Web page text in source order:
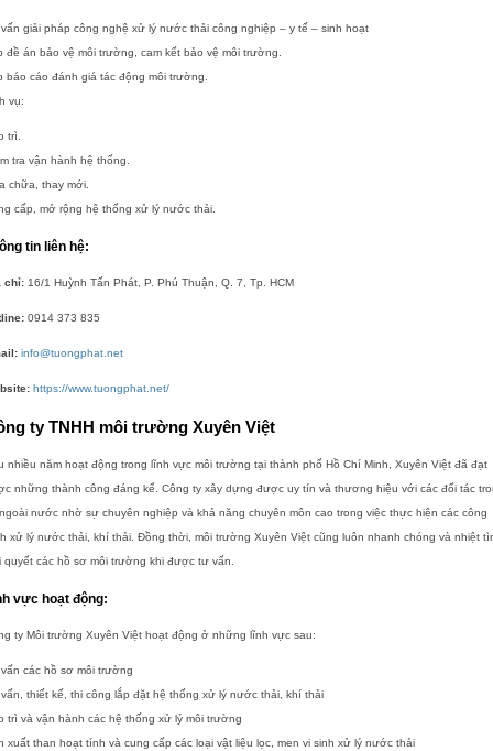
giải pháp công nghệ xử lý nước thải công nghiệp – y tế – sinh hoạt
đề án bảo vệ môi trường, cam kết bảo vệ môi trường.
báo cáo đánh giá tác động môi trường.
vụ:
trì.
tra vận hành hệ thống.
chữa, thay mới.
cấp, mở rộng hệ thống xử lý nước thải.
tin liên hệ:
chỉ: 16/1 Huỳnh Tấn Phát, P. Phú Thuận, Q. 7, Tp. HCM
0914 373 835
info@tuongphat.net
https://www.tuongphat.net/
ty TNHH môi trường Xuyên Việt
nhiều năm hoạt động trong lĩnh vực môi trường tại thành phố Hồ Chí Minh, Xuyên Việt đã đạt
những thành công đáng kể. Công ty xây dựng được uy tín và thương hiệu với các đối tác
nước nhờ sự chuyên nghiệp và khả năng chuyên môn cao trong việc thực hiện các công
xử lý nước thải, khí thải. Đồng thời, môi trường Xuyên Việt cũng luôn nhanh chóng và nhiệt
quyết các hồ sơ môi trường khi được tư vấn.
vực hoạt động:
ty Môi trường Xuyên Việt hoạt động ở những lĩnh vực sau:
các hồ sơ môi trường
thiết kế, thi công lắp đặt hệ thống xử lý nước thải, khí thải
trì và vận hành các hệ thống xử lý môi trường
xuất than hoạt tính và cung cấp các loại vật liệu lọc, men vi sinh xử lý nước thải